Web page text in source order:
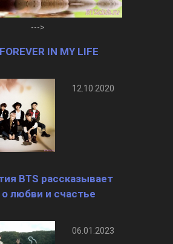
--->
IN MY LIFE
12.10.2020
BTS рассказывает
любви и счастье
06.01.2023